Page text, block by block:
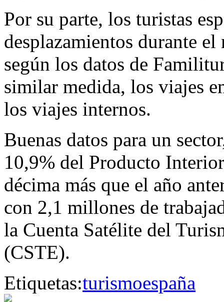
Por su parte, los turistas
desplazamientos durante
según los datos de
similar medida, los viajes
los viajes internos.
Buenas datos para un
10,9% del Producto
décima más que el año
con 2,1 millones de
la Cuenta Satélite del
(CSTE).
Etiquetas:turismoespaña